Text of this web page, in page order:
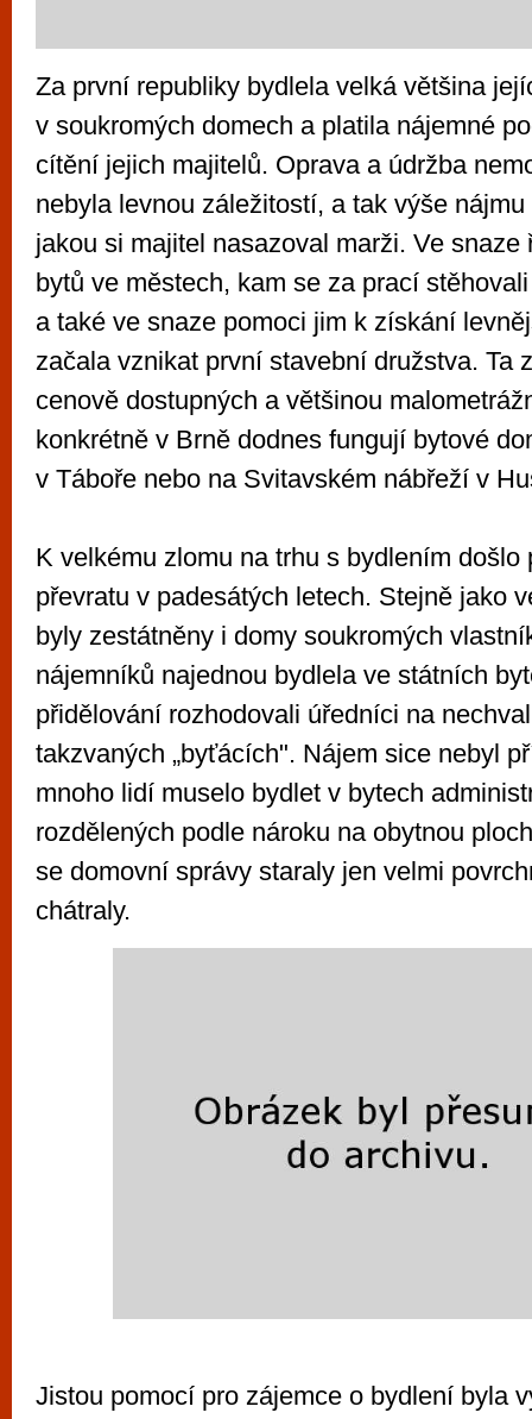
Za první republiky bydlela velká většina
v soukromých domech a platila nájemné
cítění jejich majitelů. Oprava a údržba
nebyla levnou záležitostí, a tak výše
jakou si majitel nasazoval marži. Ve snaze
bytů ve městech, kam se za prací
a také ve snaze pomoci jim k získání
začala vznikat první stavební družstva. Ta
cenově dostupných a většinou
konkrétně v Brně dodnes fungují bytové
v Táboře nebo na Svitavském nábřeží v
K velkému zlomu na trhu s bydlením došlo
převratu v padesátých letech. Stejně jako
byly zestátněny i domy soukromých
nájemníků najednou bydlela ve státních
přidělování rozhodovali úředníci na
takzvaných „byťácích". Nájem sice nebyl
mnoho lidí muselo bydlet v bytech
rozdělených podle nároku na obytnou
se domovní správy staraly jen velmi
chátraly.
Jistou pomocí pro zájemce o bydlení byla